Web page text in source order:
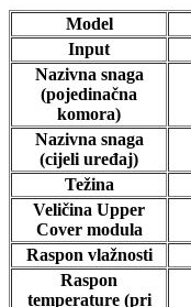
Model
Input
Nazivna snaga
(pojedinačna
komora)
Nazivna snaga
(cijeli uređaj)
Težina
Veličina Upper
Cover modula
Raspon vlažnosti
Raspon
temperature (pri